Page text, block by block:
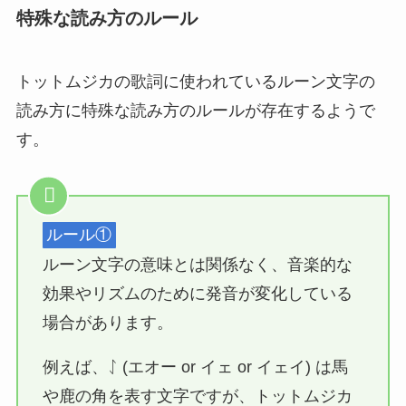
特殊な読み方のルール
トットムジカの歌詞に使われているルーン文字の
読み方に特殊な読み方のルールが存在するようで
す。
ルール①
ルーン文字の意味とは関係なく、音楽的な
効果やリズムのために発音が変化している
場合があります。
例えば、ᛇ (エオー or イェ or イェイ) は馬
や鹿の角を表す文字ですが、トットムジカ